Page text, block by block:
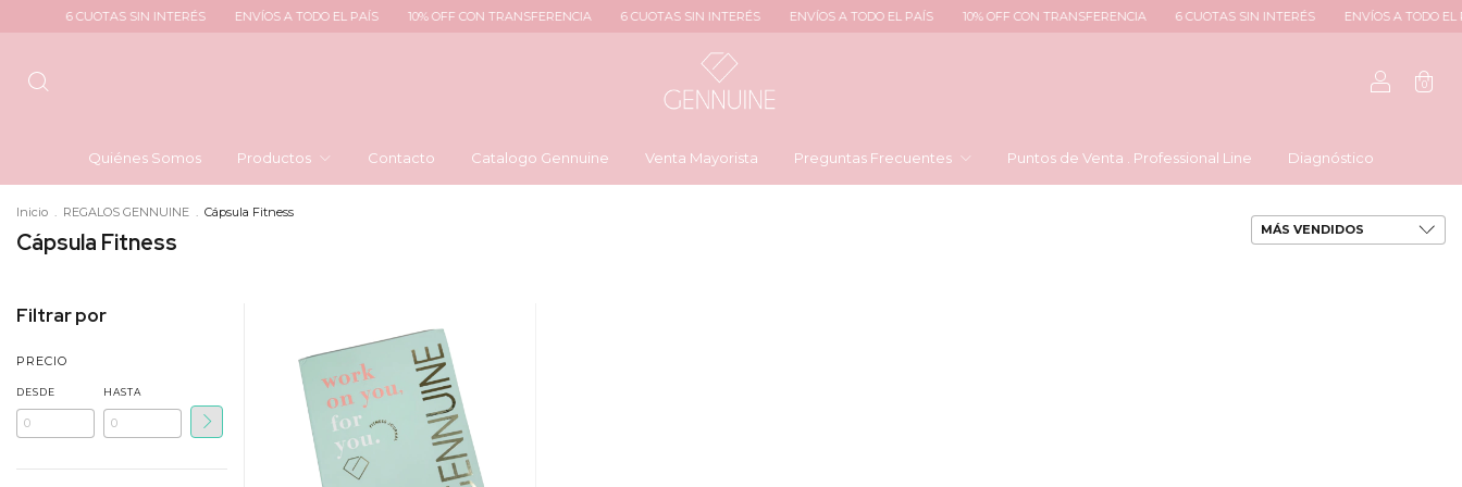
6 CUOTAS SIN INTERÉS ENVÍOS A TODO EL PAÍS 10% OFF CON TRANSFERENCIA 6 CUOTAS SIN INTERÉS ENVÍOS A TODO EL PAÍS 10% OFF CON TRANSFERENCIA 6 CUOTAS SIN INTERÉS ENVÍOS A TODO EL
0
Quiénes Somos Productos Contacto Catalogo Gennuine Venta Mayorista Preguntas Frecuentes Puntos de Venta . Professional Line Diagnóstico
Inicio . REGALOS GENNUINE . Cápsula Fitness
Cápsula Fitness
Filtrar por
PRECIO
DESDE HASTA